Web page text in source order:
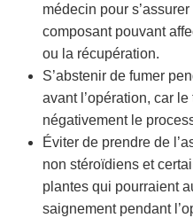
médecin pour
composant pouvant
ou la récupération.
S’abstenir de fumer
avant l’opération, car
négativement le
Éviter de prendre de
non stéroïdiens et
plantes qui pourraient
saignement pendant